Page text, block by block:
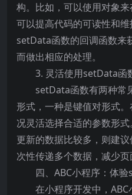
构。比如，可以使用对象
可以提高代码的可读性和
setData函数的回调函数来
而做出相应的处理。
3. 灵活使用setData函
setData函数有两种常
形式，一种是键值对形式
况灵活选择合适的参数形
更新的数据比较多，则建
次性传递多个数据，减少页
四、ABC小程序：体
在小程序开发中，